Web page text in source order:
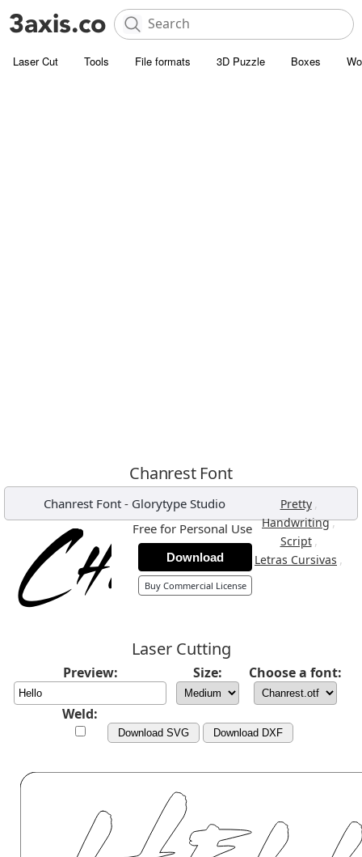
Laser Cut Tools File formats 3D Puzzle Boxes
Chanrest Font
Chanrest Font - Glorytype Studio Pretty ,
Handwriting,
Script ,
Letras Cursivas ,
Free for Personal Use
Download
Buy Commercial License
Laser Cutting
Preview: Size: Choose a font:
Weld:
Download SVG Download DXF